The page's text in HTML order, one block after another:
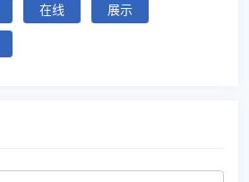
在线
展示